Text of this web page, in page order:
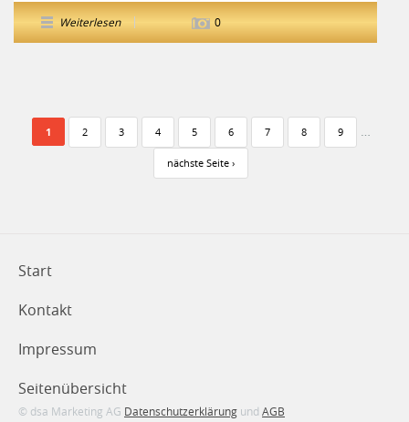
Weiterlesen 0
1 2 3 4 5 6 7 8 9
nächste Seite ›
Start
Kontakt
Impressum
Seitenübersicht
© dsa Marketing AG Datenschutzerklärung und AGB